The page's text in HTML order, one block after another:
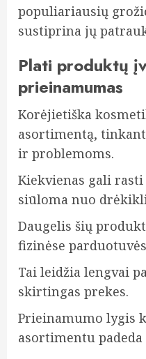
populiariausių
sustiprina jų
Plati produktų
prieinamumas
Korėjietiška
asortimentą,
ir problemoms.
Kiekvienas gali
siūloma nuo
Daugelis šių
fizinėse
Tai leidžia lengvai
skirtingas prekes.
Prieinamumo lygis
asortimentu